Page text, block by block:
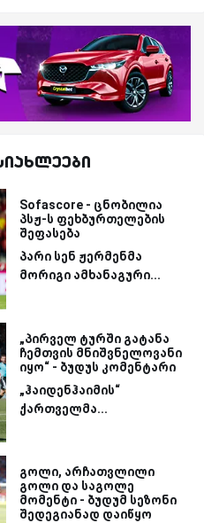
Sofascore - ცნობილია
პსჟ-ს ფეხბურთელების
შეფასება
პარი სენ ჟერმენმა
მორიგი ამხანაგური...
„პირველ ტურში გატანა
ჩემთვის მნიშვნელოვანი
იყო“ - ბუდუს კომენტარი
„ჰაიდენჰაიმის“
ქართველმა...
გოლი, არჩათვლილი
გოლი და საგოლე
მომენტი - ბუდუმ სეზონი
შედეგიანად დაიწყო